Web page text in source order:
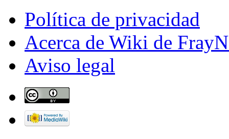
Política de privacidad
Acerca de Wiki de
Aviso legal